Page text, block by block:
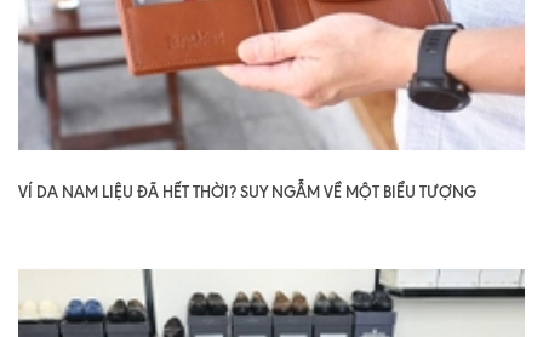
VÍ DA NAM LIỆU ĐÃ HẾT THỜI? SUY NGẪM VỀ MỘT BIỂU TƯỢNG